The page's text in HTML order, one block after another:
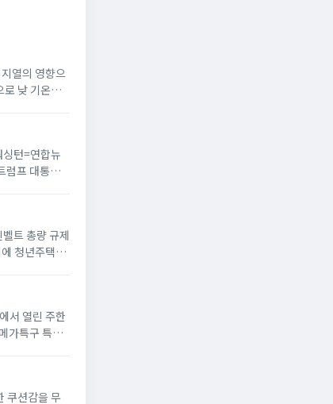
열의 영향으
로 낮 기온이
턴=연합뉴
럼프 대통령
트 총량 규제
청년주택”
서 열린 주한
가특구 특별
쿠션감을 무